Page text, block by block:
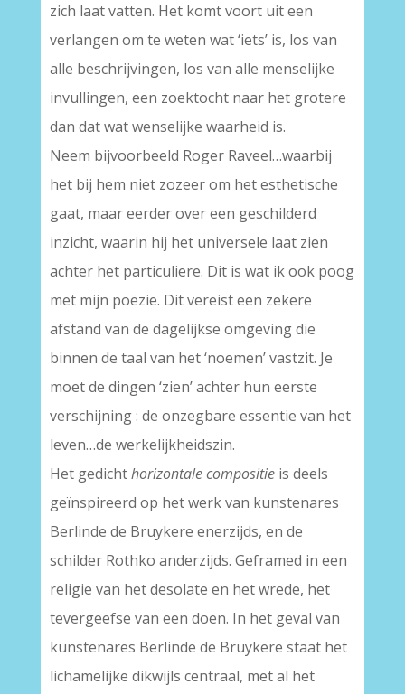
zich laat vatten. Het komt voort uit een
verlangen om te weten wat ‘iets’ is, los van
alle beschrijvingen, los van alle menselijke
invullingen, een zoektocht naar het grotere
dan dat wat wenselijke waarheid is.
Neem bijvoorbeeld Roger Raveel…waarbij
het bij hem niet zozeer om het esthetische
gaat, maar eerder over een geschilderd
inzicht, waarin hij het universele laat zien
achter het particuliere. Dit is wat ik ook poog
met mijn poëzie. Dit vereist een zekere
afstand van de dagelijkse omgeving die
binnen de taal van het ‘noemen’ vastzit. Je
moet de dingen ‘zien’ achter hun eerste
verschijning : de onzegbare essentie van het
leven…de werkelijkheidszin.
Het gedichthorizontale compositieis deels
geïnspireerd op het werk van kunstenares
Berlinde de Bruykere enerzijds, en de
schilder Rothko anderzijds. Geframed in een
religie van het desolate en het wrede, het
tevergeefse van een doen. In het geval van
kunstenares Berlinde de Bruykere staat het
lichamelijke dikwijls centraal, met al het